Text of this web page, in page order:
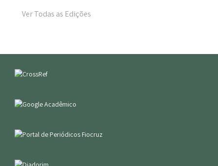
Ver Todas as Edições